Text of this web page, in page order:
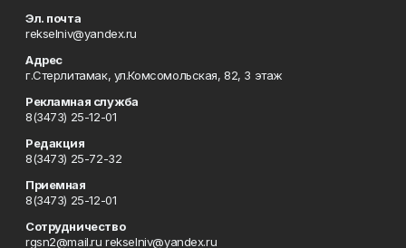
Эл. почта
rekselniv@yandex.ru
Адрес
г.Стерлитамак, ул.Комсомольская, 82, 3 этаж
Рекламная служба
8(3473) 25-12-01
Редакция
8(3473) 25-72-32
Приемная
8(3473) 25-12-01
Сотрудничество
rgsn2@mail.ru rekselniv@yandex.ru